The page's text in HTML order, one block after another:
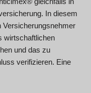
In diesem
Versicherungsnehmer
wirtschaftlichen
und das zu
verifizieren. Eine